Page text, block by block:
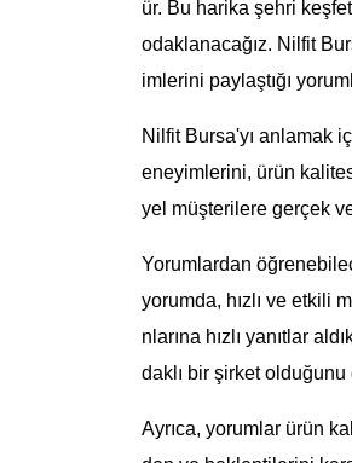
ür. Bu harika şehri
odaklanacağız. Nilfit
imlerini paylaştığı
Nilfit Bursa'yı anlamak
eneyimlerini, ürün
yel müşterilere gerçek
Yorumlardan
yorumda, hızlı ve etkili
nlarına hızlı yanıtlar
daklı bir şirket olduğunu
Ayrıca, yorumlar ürün